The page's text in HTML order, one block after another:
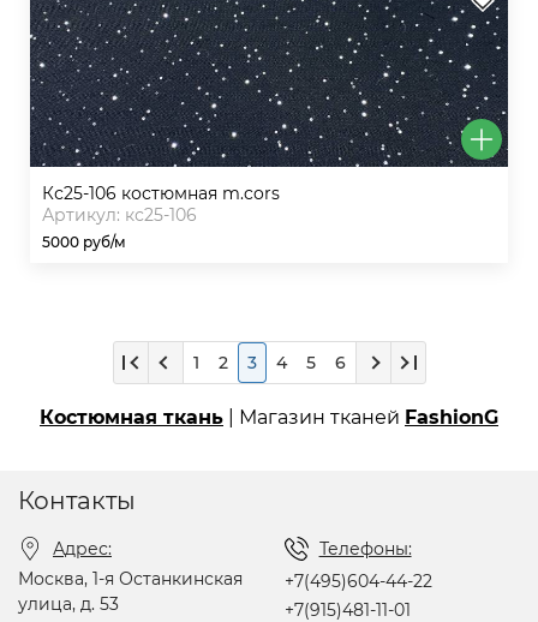
кс25-106 костюмная m.cors
Артикул: кс25-106
5000 руб/м
1 2 3 4 5 6
Костюмная ткань | Магазин тканей FashionG
Контакты
Адрес:
Москва, 1-я Останкинская
улица, д. 53
Телефоны:
+7(495)604-44-22
+7(915)481-11-01